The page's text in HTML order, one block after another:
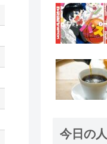
今日の